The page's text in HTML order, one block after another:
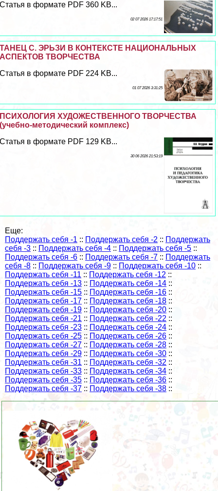
Статья в формате PDF 360 KB...
02 07 2026 17:17:51
ТАНЕЦ С. ЭРЬЗИ В КОНТЕКСТЕ НАЦИОНАЛЬНЫХ
АСПЕКТОВ ТВОРЧЕСТВА
Статья в формате PDF 224 KB...
01 07 2026 3:31:25
ПСИХОЛОГИЯ ХУДОЖЕСТВЕННОГО ТВОРЧЕСТВА
(учебно-методический комплекс)
Статья в формате PDF 129 KB...
30 06 2026 21:53:19
Еще:
Поддержать себя -1 :: Поддержать себя -2 :: Поддержать
себя -3 :: Поддержать себя -4 :: Поддержать себя -5 ::
Поддержать себя -6 :: Поддержать себя -7 :: Поддержать
себя -8 :: Поддержать себя -9 :: Поддержать себя -10 ::
Поддержать себя -11 :: Поддержать себя -12 ::
Поддержать себя -13 :: Поддержать себя -14 ::
Поддержать себя -15 :: Поддержать себя -16 ::
Поддержать себя -17 :: Поддержать себя -18 ::
Поддержать себя -19 :: Поддержать себя -20 ::
Поддержать себя -21 :: Поддержать себя -22 ::
Поддержать себя -23 :: Поддержать себя -24 ::
Поддержать себя -25 :: Поддержать себя -26 ::
Поддержать себя -27 :: Поддержать себя -28 ::
Поддержать себя -29 :: Поддержать себя -30 ::
Поддержать себя -31 :: Поддержать себя -32 ::
Поддержать себя -33 :: Поддержать себя -34 ::
Поддержать себя -35 :: Поддержать себя -36 ::
Поддержать себя -37 :: Поддержать себя -38 ::